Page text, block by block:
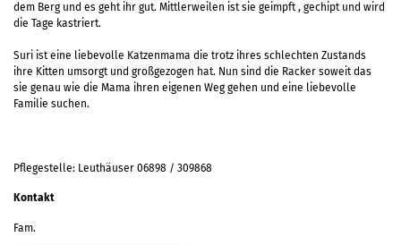
dem Berg und es geht ihr gut. Mittlerweilen ist sie geimpft , gechipt und wird
die Tage kastriert.
Suri ist eine liebevolle Katzenmama die trotz ihres schlechten Zustands
ihre Kitten umsorgt und großgezogen hat. Nun sind die Racker soweit das
sie genau wie die Mama ihren eigenen Weg gehen und eine liebevolle
Familie suchen.
Pflegestelle: Leuthäuser 06898 / 309868
Kontakt
Fam.